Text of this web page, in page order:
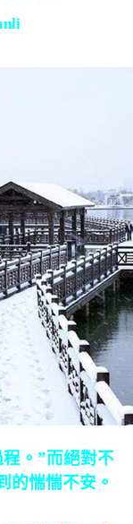
。”而絕對不
的惴惴不安。